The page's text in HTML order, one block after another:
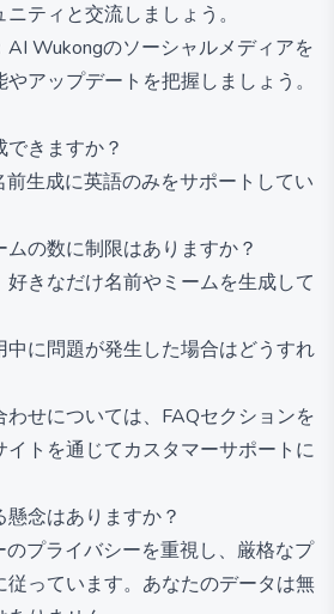
ティと交流しましょう。
Wukongのソーシャルメディアを
アップデートを把握しましょう。
きますか？
生成に英語のみをサポートしてい
の数に制限はありますか？
きなだけ名前やミームを生成して
中に問題が発生した場合はどうすれ
せについては、FAQセクションを
トを通じてカスタマーサポートに
念はありますか？
プライバシーを重視し、厳格なプ
従っています。あなたのデータは無